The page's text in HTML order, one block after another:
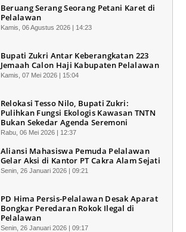
Beruang Serang Seorang Petani Karet di
Pelalawan
Kamis, 06 Agustus 2026 | 14:23
Bupati Zukri Antar Keberangkatan 223
Jemaah Calon Haji Kabupaten Pelalawan
Kamis, 07 Mei 2026 | 15:04
Relokasi Tesso Nilo, Bupati Zukri:
Pulihkan Fungsi Ekologis Kawasan TNTN
Bukan Sekedar Agenda Seremoni
Rabu, 06 Mei 2026 | 12:37
Aliansi Mahasiswa Pemuda Pelalawan
Gelar Aksi di Kantor PT Cakra Alam Sejati
Senin, 26 Januari 2026 | 09:21
PD Hima Persis-Pelalawan Desak Aparat
Bongkar Peredaran Rokok Ilegal di
Pelalawan
Senin, 26 Januari 2026 | 09:17